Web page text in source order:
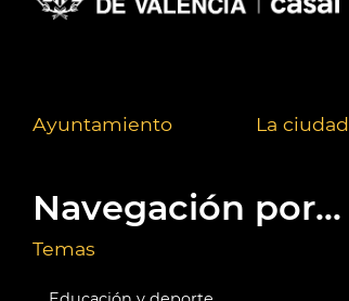
Ayuntamiento La ciudad
Navegación por...
Temas